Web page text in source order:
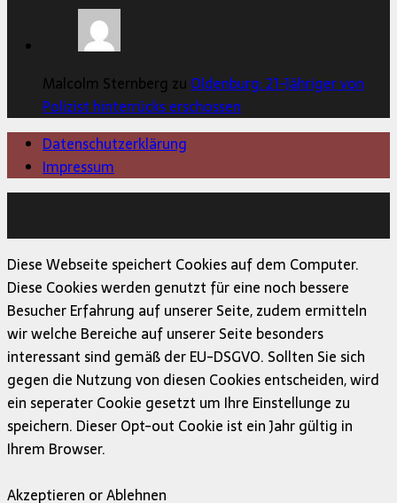
Malcolm Sternberg zu Oldenburg: 21-Jähriger von
Polizist hinterrücks erschossen
Datenschutzerklärung
Impressum
Diese Webseite speichert Cookies auf dem Computer.
Diese Cookies werden genutzt für eine noch bessere
Besucher Erfahrung auf unserer Seite, zudem ermitteln
wir welche Bereiche auf unserer Seite besonders
interessant sind gemäß der EU-DSGVO. Sollten Sie sich
gegen die Nutzung von diesen Cookies entscheiden, wird
ein seperater Cookie gesetzt um Ihre Einstellunge zu
speichern. Dieser Opt-out Cookie ist ein Jahr gültig in
Ihrem Browser.
Akzeptieren or Ablehnen